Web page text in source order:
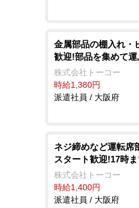
金属部品の棚入れ・
歓迎!部品を集めて
株式会社トーコー
時給1,380円
派遣社員 / 大阪府
ネジ締めなど運転席
スタート歓迎!17時
株式会社トーコー
時給1,400円
派遣社員 / 大阪府